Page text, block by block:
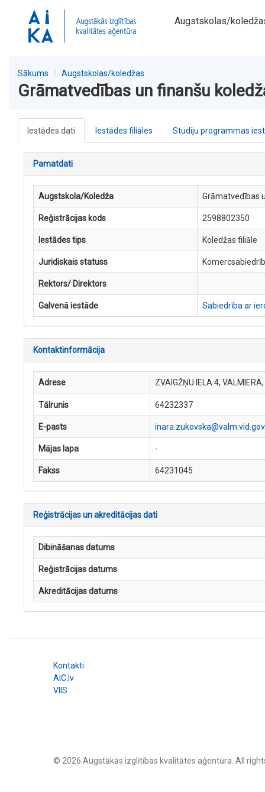
Augstskolas/
Sākums Augstskolas/koledžas
Grāmatvedības un finanšu
Iestādes dati Iestādes filiāles Studiju programmas
Pamatdati
Augstskola/Koledža Grāmatvedības
Reģistrācijas kods 2598802350
Iestādes tips Koledžas filiāle
Juridiskais statuss
Rektors/ Direktors
Galvenā iestāde Sabiedrība ar
Kontaktinformācija
Adrese ZVAIGŽŅU IELA 4,
Tālrunis 64232337
E-pasts
Mājas lapa -
Fakss 64231045
Reģistrācijas un akreditācijas dati
Dibināšanas datums
Reģistrācijas datums
Akreditācijas datums
Kontakti
AIC.lv
VIIS
© 2026 Augstākās izglītības kvalitātes aģentūra. All